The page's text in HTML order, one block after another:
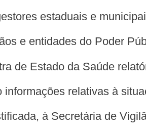
estaduais e
e entidades do Poder
de Estado da Saúde
informações relativas à
à Secretária de